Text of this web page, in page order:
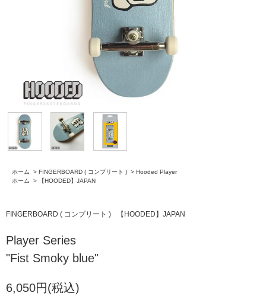
ホーム > FINGERBOARD ( コンプリート ) > Hooded Player
ホーム
> 【HOODED】JAPAN
FINGERBOARD ( コンプリート ) 【HOODED】JAPAN
Player Series
"Fist Smoky blue"
6,050円(税込)